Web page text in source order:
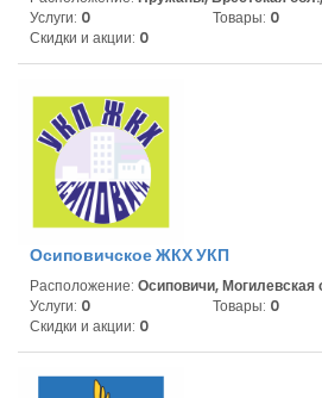
Услуги: 0 Товары: 0
Скидки и акции: 0
Осиповичское ЖКХ УКП
Расположение: Осиповичи, Могилевская
Услуги: 0 Товары: 0
Скидки и акции: 0